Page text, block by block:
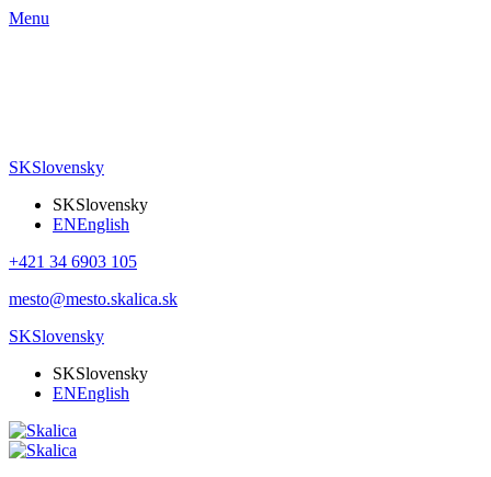
Menu
SKSlovensky
SKSlovensky
ENEnglish
+421 34 6903 105
mesto@mesto.skalica.sk
SKSlovensky
SKSlovensky
ENEnglish